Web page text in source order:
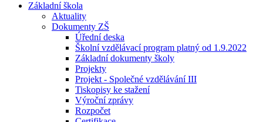
Základní škola
Aktuality
Dokumenty ZŠ
Úřední deska
Školní vzdělávací program platný od 1.9.2022
Základní dokumenty školy
Projekty
Projekt - Společné vzdělávání III
Tiskopisy ke stažení
Výroční zprávy
Rozpočet